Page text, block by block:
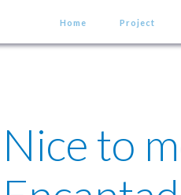
Home Project
Nice to